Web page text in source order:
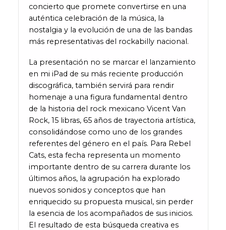
concierto que promete convertirse en una
auténtica celebración de la música, la
nostalgia y la evolución de una de las bandas
más representativas del rockabilly nacional.
La presentación no se marcar el lanzamiento
en mi iPad de su más reciente producción
discográfica, también servirá para rendir
homenaje a una figura fundamental dentro
de la historia del rock mexicano Vicent Van
Rock, 15 libras, 65 años de trayectoria artística,
consolidándose como uno de los grandes
referentes del género en el país. Para Rebel
Cats, esta fecha representa un momento
importante dentro de su carrera durante los
últimos años, la agrupación ha explorado
nuevos sonidos y conceptos que han
enriquecido su propuesta musical, sin perder
la esencia de los acompañados de sus inicios.
El resultado de esta búsqueda creativa es